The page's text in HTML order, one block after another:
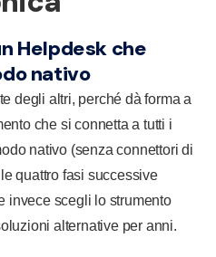
Helpdesk che
nativo
degli altri, perché dà forma a
che si connetta a tutti i
nativo (senza connettori di
quattro fasi successive
invece scegli lo strumento
alternative per anni.